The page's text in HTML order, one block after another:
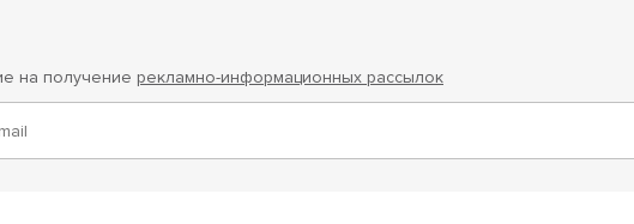
на получение рекламно-информационных рассылок